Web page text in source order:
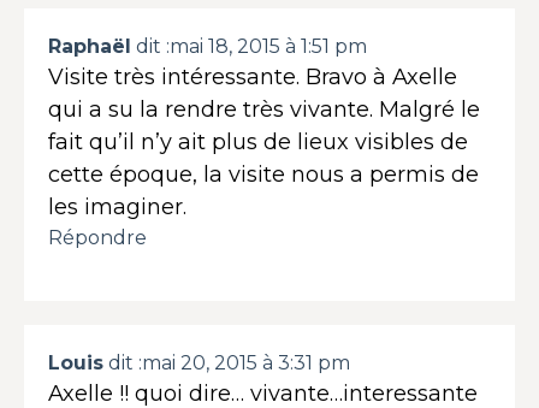
Raphaël dit :mai 18, 2015 à 1:51 pm
Visite très intéressante. Bravo à Axelle
qui a su la rendre très vivante. Malgré le
fait qu’il n’y ait plus de lieux visibles de
cette époque, la visite nous a permis de
les imaginer.
Répondre
Louis dit :mai 20, 2015 à 3:31 pm
Axelle !! quoi dire… vivante…interessante